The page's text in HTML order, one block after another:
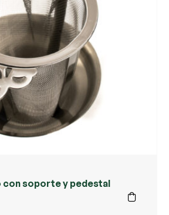
con soporte y pedestal